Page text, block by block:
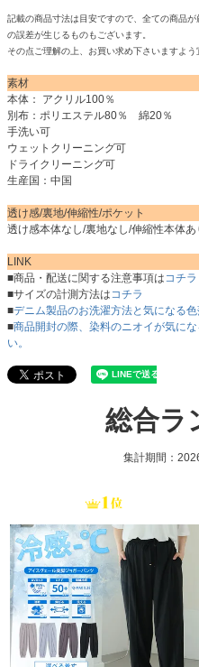
記載の商品寸法は目安ですので、全ての商品
の誤差が生じるものもございます。
その点ご理解の上、お買い求め下さいますよう
素材
本体： アクリル100％
別布：ポリエステル80％ 綿20％
手洗い可
ウェットクリーニング可
ドライクリーニング可
生産国：中国
透け感/裏地/伸縮性/ポケット
透け感本体なし/裏地なし/伸縮性本体あ
LINK
■商品・配送に関する注意事項はコチラ
■サイズの計測方法はコチラ
■デニム製品のお洗濯方法と気になる
■商品開封の際、染料のニオイが気に
い。
総合ラ
集計期間：